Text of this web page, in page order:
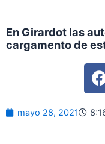
En Girardot las
cargamento de
mayo 28, 2021